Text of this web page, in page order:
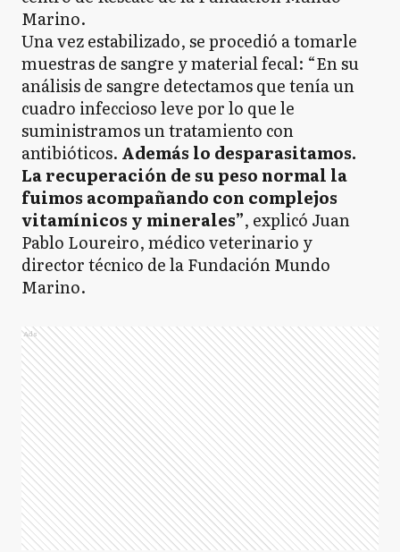
Marino.
Una vez estabilizado, se procedió a tomarle
muestras de sangre y material fecal: “En su
análisis de sangre detectamos que tenía un
cuadro infeccioso leve por lo que le
suministramos un tratamiento con
antibióticos. Además lo desparasitamos.
La recuperación de su peso normal la
fuimos acompañando con complejos
vitamínicos y minerales”, explicó Juan
Pablo Loureiro, médico veterinario y
director técnico de la Fundación Mundo
Marino.
Ads